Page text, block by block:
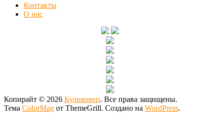
Контакты
О нас
Копирайт © 2026 Куликовец. Все права защищены.
Тема ColorMag от ThemeGrill. Создано на WordPress.